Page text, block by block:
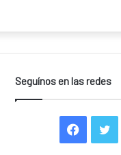
Seguínos en las redes